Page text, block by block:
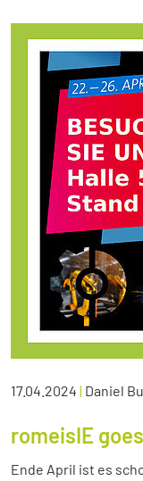
17.04.2024 | Daniel
romeisIE
Ende April ist es